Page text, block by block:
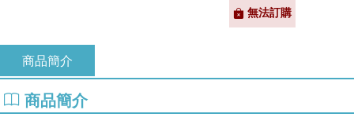
無法訂購
商品簡介
商品簡介